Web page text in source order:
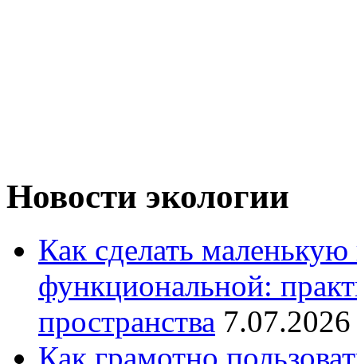
Новости экологии
Как сделать
функциональной:
пространства